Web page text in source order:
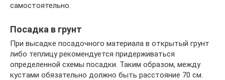
самостоятельно.
Посадка в грунт
При высадке посадочного материала в открытый грунт
либо теплицу рекомендуется придерживаться
определенной схемы посадки. Таким образом, между
кустами обязательно должно быть расстояние 70 см.